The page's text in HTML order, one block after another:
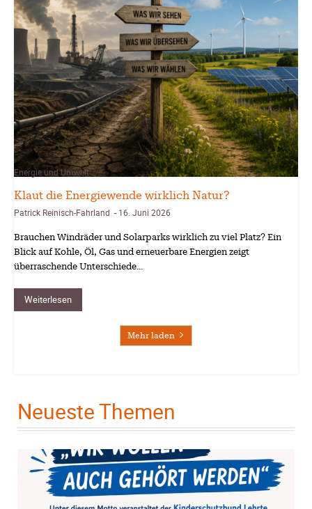
Energie und Umwelt
Klaut die Energiewende wirklich Natur?
Patrick Reinisch-Fahrland - 16. Juni 2026
Brauchen Windräder und Solarparks wirklich zu viel Platz? Ein
Blick auf Kohle, Öl, Gas und erneuerbare Energien zeigt
überraschende Unterschiede…
Weiterlesen
Mehr laden
Neueste Themen